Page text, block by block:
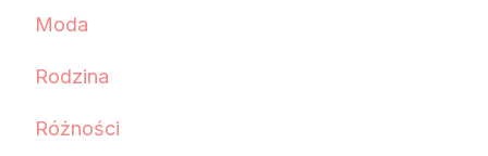
Moda
Rodzina
Różności